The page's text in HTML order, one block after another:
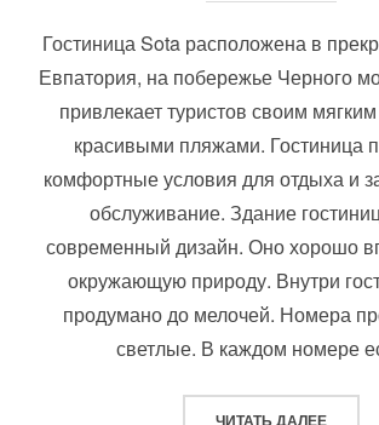
Гостиница Sota расположена в
Евпатория, на побережье Черного
привлекает туристов своим
красивыми пляжами. Гостиница
комфортные условия для отдыха и
обслуживание. Здание
современный дизайн. Оно хорошо
окружающую природу. Внутри
продумано до мелочей. Номера
светлые. В каждом номере
ЧИТАТЬ ДАЛЕЕ«SOTA»